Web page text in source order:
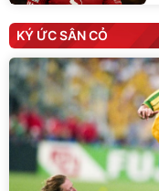
KÝ ỨC SÂN CỎ